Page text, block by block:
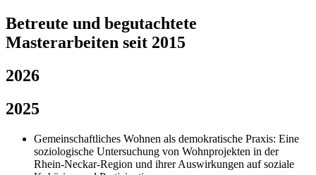
Betreute und begutachtete
Masterarbeiten seit 2015
2026
2025
Gemeinschaftliches Wohnen als demokratische Praxis: Eine
soziologische Untersuchung von Wohnprojekten in der
Rhein-Neckar-Region und ihrer Auswirkungen auf soziale